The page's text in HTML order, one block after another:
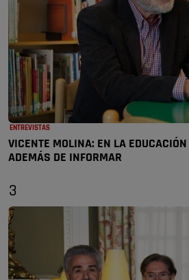
ENTREVISTAS
VICENTE MOLINA: EN LA
ADEMÁS DE INFORMAR
3